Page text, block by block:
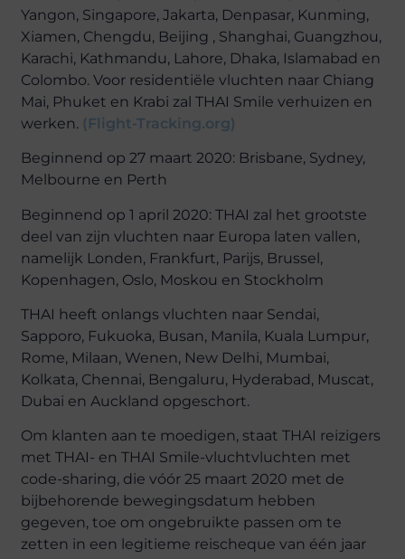
Yangon, Singapore, Jakarta, Denpasar, Kunming,
Xiamen, Chengdu, Beijing , Shanghai, Guangzhou,
Karachi, Kathmandu, Lahore, Dhaka, Islamabad en
Colombo. Voor residentiële vluchten naar Chiang
Mai, Phuket en Krabi zal THAI Smile verhuizen en
werken. (Flight-Tracking.org)
Beginnend op 27 maart 2020: Brisbane, Sydney,
Melbourne en Perth
Beginnend op 1 april 2020: THAI zal het grootste
deel van zijn vluchten naar Europa laten vallen,
namelijk Londen, Frankfurt, Parijs, Brussel,
Kopenhagen, Oslo, Moskou en Stockholm
THAI heeft onlangs vluchten naar Sendai,
Sapporo, Fukuoka, Busan, Manila, Kuala Lumpur,
Rome, Milaan, Wenen, New Delhi, Mumbai,
Kolkata, Chennai, Bengaluru, Hyderabad, Muscat,
Dubai en Auckland opgeschort.
Om klanten aan te moedigen, staat THAI reizigers
met THAI- en THAI Smile-vluchtvluchten met
code-sharing, die vóór 25 maart 2020 met de
bijbehorende bewegingsdatum hebben
gegeven, toe om ongebruikte passen om te
zetten in een legitieme reischeque van één jaar